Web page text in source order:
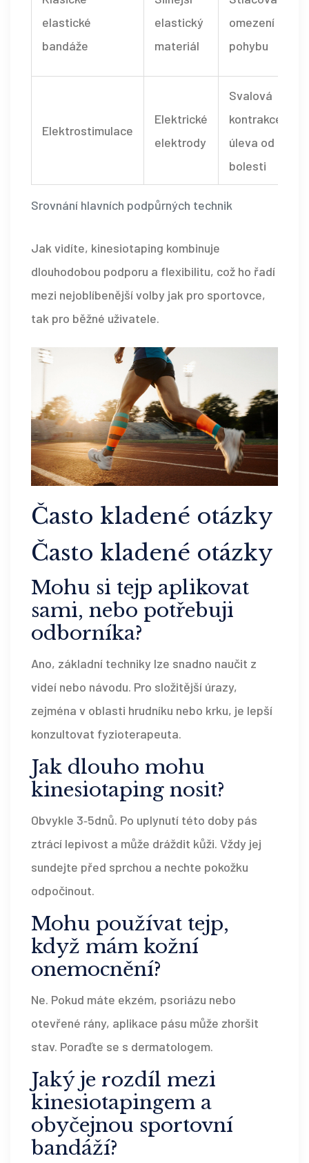
Srovnání hlavních podpůrných technik
elastické
bandáže
elastický
materiál
omezení
pohybu
Elektrostimulace
Elektrické
elektrody
Svalová
kontrakce,
úleva od
bolesti
Jak vidíte, kinesiotaping kombinuje
dlouhodobou podporu a flexibilitu, což ho řadí
mezi nejoblíbenější volby jak pro sportovce,
tak pro běžné uživatele.
Často kladené otázky
Často kladené otázky
Mohu si tejp aplikovat
sami, nebo potřebuji
odborníka?
Ano, základní techniky lze snadno naučit z
videí nebo návodu. Pro složitější úrazy,
zejména v oblasti hrudníku nebo krku, je lepší
konzultovat fyzioterapeuta.
Jak dlouho mohu
kinesiotaping nosit?
Obvykle 3‑5dnů. Po uplynutí této doby pás
ztrácí lepivost a může dráždit kůži. Vždy jej
sundejte před sprchou a nechte pokožku
odpočinout.
Mohu používat tejp,
když mám kožní
onemocnění?
Ne. Pokud máte ekzém, psoriázu nebo
otevřené rány, aplikace pásu může zhoršit
stav. Poraďte se s dermatologem.
Jaký je rozdíl mezi
kinesiotapingem a
obyčejnou sportovní
bandáží?